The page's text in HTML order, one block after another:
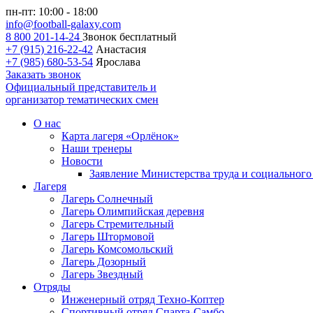
пн-пт: 10:00 - 18:00
info@football-galaxy.com
8 800 201-14-24 Звонок бесплатный
+7 (915) 216-22-42 Анастасия
+7 (985) 680-53-54 Ярослава
Заказать звонок
Официальный представитель и
организатор тематических смен
О нас
Карта лагеря «Орлёнок»
Наши тренеры
Новости
Заявление Министерства труда и
Лагеря
Лагерь Солнечный
Лагерь Олимпийская деревня
Лагерь Стремительный
Лагерь Штормовой
Лагерь Комсомольский
Лагерь Дозорный
Лагерь Звездный
Отряды
Инженерный отряд Техно-Коптер